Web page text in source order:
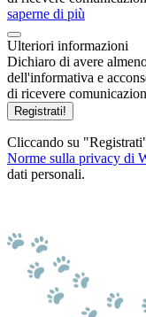
saperne di più
Ulteriori informazioni
Dichiaro di avere
dell'informativa e
di ricevere
Registrati!
Cliccando su
Norme sulla privacy di
dati personali.